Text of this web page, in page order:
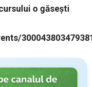
o găseşti